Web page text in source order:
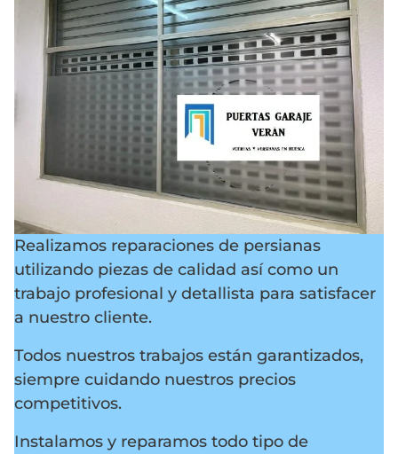
Realizamos reparaciones de persianas
utilizando piezas de calidad así como un
trabajo profesional y detallista para satisfacer
a nuestro cliente.
Todos nuestros trabajos están garantizados,
siempre cuidando nuestros precios
competitivos.
Instalamos y reparamos todo tipo de